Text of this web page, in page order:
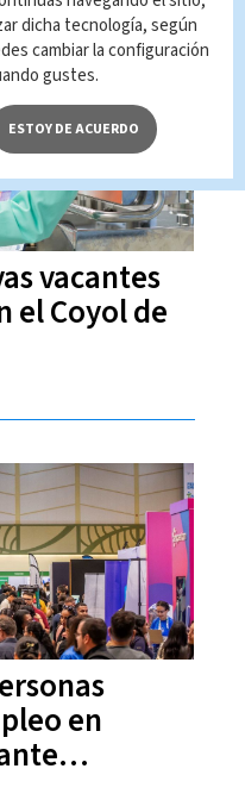
vacantes
el Coyol de
en
dicha tecnología, según
cambiar la configuración
gustes.
ESTOY DE ACUERDO